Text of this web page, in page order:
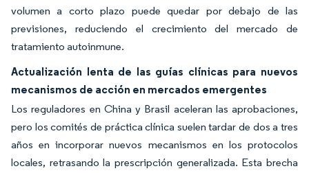
volumen a corto plazo puede quedar por debajo de las
previsiones, reduciendo el crecimiento del mercado de
tratamiento autoinmune.
Actualización lenta de las guías clínicas para nuevos
mecanismos de acción en mercados emergentes
Los reguladores en China y Brasil aceleran las aprobaciones,
pero los comités de práctica clínica suelen tardar de dos a tres
años en incorporar nuevos mecanismos en los protocolos
locales, retrasando la prescripción generalizada. Esta brecha